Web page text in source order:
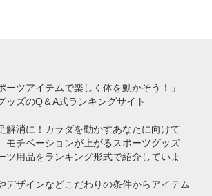
ーツアイテムで楽しく体を動かそう！」
ッズのQ＆A式ランキングサイト
解消に！カラダを動かすあなたに向けて
モチベーションが上がるスポーツグッズ
ツ用品をランキング形式で紹介していま
デザインなどこだわりの条件からアイテム